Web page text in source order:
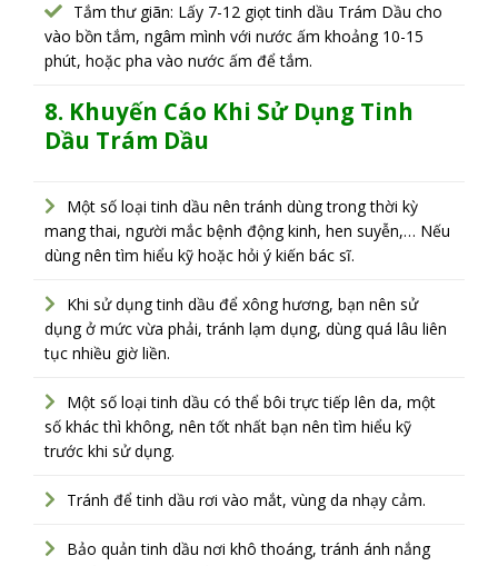
Tắm thư giãn: Lấy 7-12 giọt tinh dầu Trám Dầu cho
vào bồn tắm, ngâm mình với nước ấm khoảng 10-15
phút, hoặc pha vào nước ấm để tắm.
8. Khuyến Cáo Khi Sử Dụng Tinh
Dầu Trám Dầu
Một số loại tinh dầu nên tránh dùng trong thời kỳ
mang thai, người mắc bệnh động kinh, hen suyễn,… Nếu
dùng nên tìm hiểu kỹ hoặc hỏi ý kiến bác sĩ.
Khi sử dụng tinh dầu để xông hương, bạn nên sử
dụng ở mức vừa phải, tránh lạm dụng, dùng quá lâu liên
tục nhiều giờ liền.
Một số loại tinh dầu có thể bôi trực tiếp lên da, một
số khác thì không, nên tốt nhất bạn nên tìm hiểu kỹ
trước khi sử dụng.
Tránh để tinh dầu rơi vào mắt, vùng da nhạy cảm.
Bảo quản tinh dầu nơi khô thoáng, tránh ánh nắng